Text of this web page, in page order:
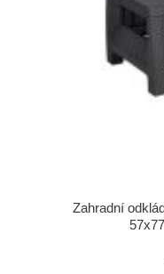
Zahradní